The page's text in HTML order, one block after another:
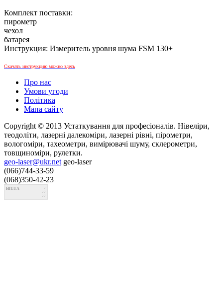
Комплект поставки:
пирометр
чехол
батарея
Инструкция: Измеритель уровня шума FSM 130+
Скачать инструкцию можно здесь
Про нас
Умови угоди
Політика
Мапа сайту
Copyright © 2013 Устаткування для професіоналів. Нівеліри,
теодоліти, лазерні далекоміри, лазерні рівні, пірометри,
вологоміри, тахеометри, вимірювачі шуму, склерометри,
товщиноміри, рулетки.
geo-laser@ukr.net geo-laser
(066)744-33-59
(068)350-42-23
HIT.UA
2
27
27